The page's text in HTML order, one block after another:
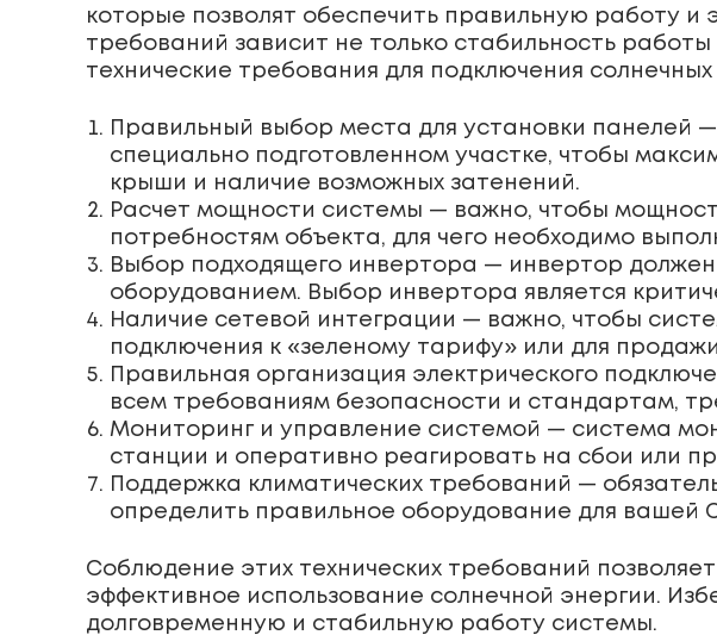
которые позволят обеспечить правильную работу
требований зависит не только стабильность
технические требования для подключения
Правильный выбор места для установки
специально подготовленном участке, чтобы
крыши и наличие возможных затенений.
Расчет мощности системы — важно, чтобы
потребностям объекта, для чего необходимо
Выбор подходящего инвертора — инвертор
оборудованием. Выбор инвертора является
Наличие сетевой интеграции — важно, чтобы
подключения к «зеленому тарифу» или для
Правильная организация электрического
всем требованиям безопасности и стандартам,
Мониторинг и управление системой — система
станции и оперативно реагировать на сбои или
Поддержка климатических требований —
определить правильное оборудование для вашей
Соблюдение этих технических требований
эффективное использование солнечной энергии.
долговременную и стабильную работу системы.